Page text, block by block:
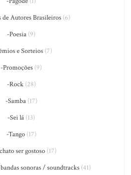
de Autores Brasileiros(6)
-Poesia (9)
e Sorteios(7)
-Promoções (9)
-Rock(28)
-Samba(17)
-Sei lá (13)
-Tango(17)
ser gostoso (17)
sonoras / soundtracks(41)